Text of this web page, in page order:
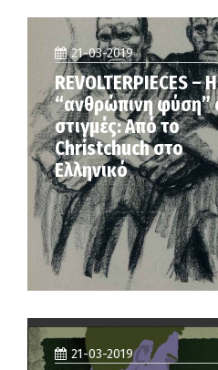
21-03-2019
REVOLTERPIECES – H
“ανθρώπινη φύση”
στιγμές: Από το
Christchuch στο
Ελληνικό
21-03-2019